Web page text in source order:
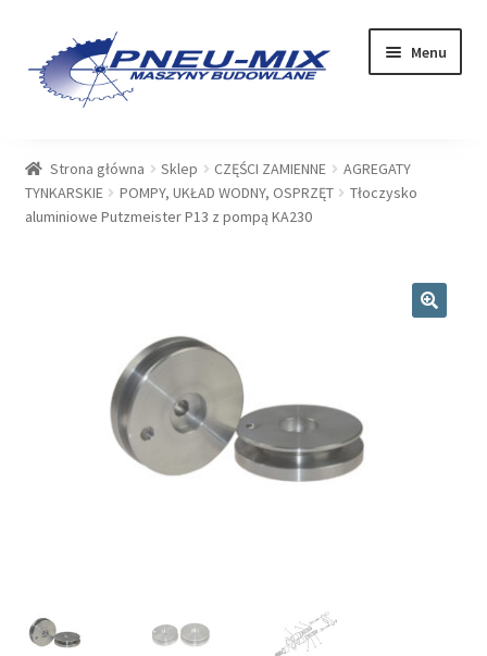
Przejdź
do
nawigacji
Przejdź
do
treści
Menu
USŁUGI
PLIKI DO POBRANIA
Strona główna Sklep CZĘŚCI ZAMIENNE
AGREGATY
TYNKARSKIE
POMPY, UKŁAD WODNY, OSPRZĘT
Tłoczysko
aluminiowe Putzmeister P13 z pompą KA230